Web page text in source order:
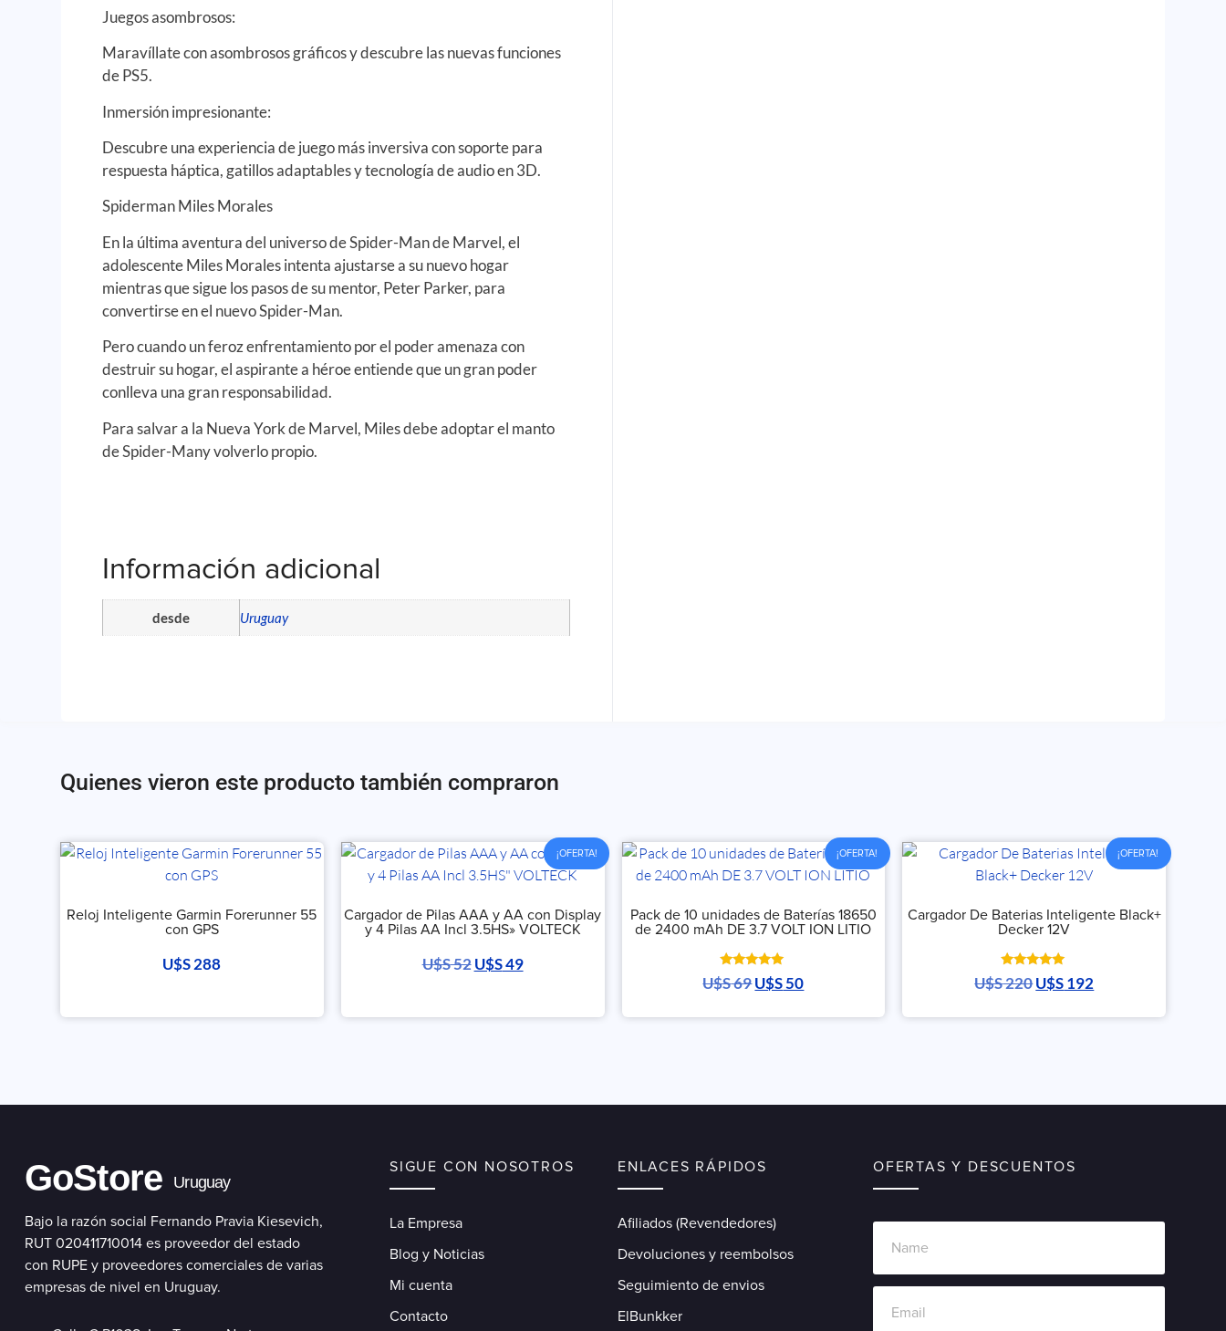
Juegos asombrosos:
Maravíllate con asombrosos gráficos y descubre las nuevas funciones
de PS5.
Inmersión impresionante:
Descubre una experiencia de juego más inversiva con soporte para
respuesta háptica, gatillos adaptables y tecnología de audio en 3D.
Spiderman Miles Morales
En la última aventura del universo de Spider-Man de Marvel, el
adolescente Miles Morales intenta ajustarse a su nuevo hogar
mientras que sigue los pasos de su mentor, Peter Parker, para
convertirse en el nuevo Spider-Man.
Pero cuando un feroz enfrentamiento por el poder amenaza con
destruir su hogar, el aspirante a héroe entiende que un gran poder
conlleva una gran responsabilidad.
Para salvar a la Nueva York de Marvel, Miles debe adoptar el manto
de Spider-Many volverlo propio.
Información adicional
desde Uruguay
Quienes vieron este producto también compraron
Reloj Inteligente Garmin Forerunner 55
con GPS
U$S288
¡OFERTA!
Cargador de Pilas AAA y AA con Display
y 4 Pilas AA Incl 3.5HS» VOLTECK
U$S52 U$S49
¡OFERTA!
Pack de 10 unidades de Baterías 18650
de 2400 mAh DE 3.7 VOLT ION LITIO
Valorado
con
U$S69U$S50
¡OFERTA!
Cargador De Baterias Inteligente Black+
Decker 12V
Valorado
con
U$S220U$S192
GoStore Uruguay
Bajo la razón social Fernando Pravia Kiesevich,
RUT 020411710014 es proveedor del estado
con RUPE y proveedores comerciales de varias
empresas de nivel en Uruguay.
SIGUE CON NOSOTROS
La Empresa
Blog y Noticias
Mi cuenta
Contacto
ENLACES RÁPIDOS
Afiliados (Revendedores)
Devoluciones y reembolsos
Seguimiento de envios
ElBunkker
OFERTAS Y DESCUENTOS